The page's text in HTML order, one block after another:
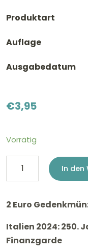
Produktart
Auflage
Ausgabedatum
€3,95
Vorrätig
Euro
-
Finanzgarde
In den
2 Euro
Italien 2024: 250.
Finanzgarde